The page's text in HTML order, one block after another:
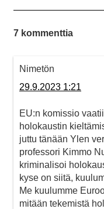
7 kommenttia
Nimetön
29.9.2023 1:21
EU:n komissio
holokaustin
juttu tänään Ylen
professori Kimmo
kriminalisoi
kyse on siitä,
Me kuulumme
mitään tekemistä